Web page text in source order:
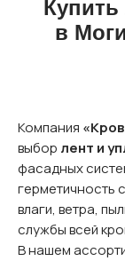
в
Компания
выбор лент и
фасадных
герметичность
влаги, ветра,
службы всей
В нашем